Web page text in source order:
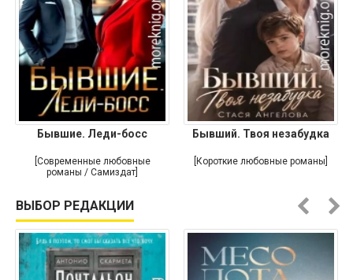
Бывшие. Леди-босс
[Современные любовные
романы / Самиздат]
Бывший. Твоя незабудка
[Короткие любовные романы]
ВЫБОР РЕДАКЦИИ